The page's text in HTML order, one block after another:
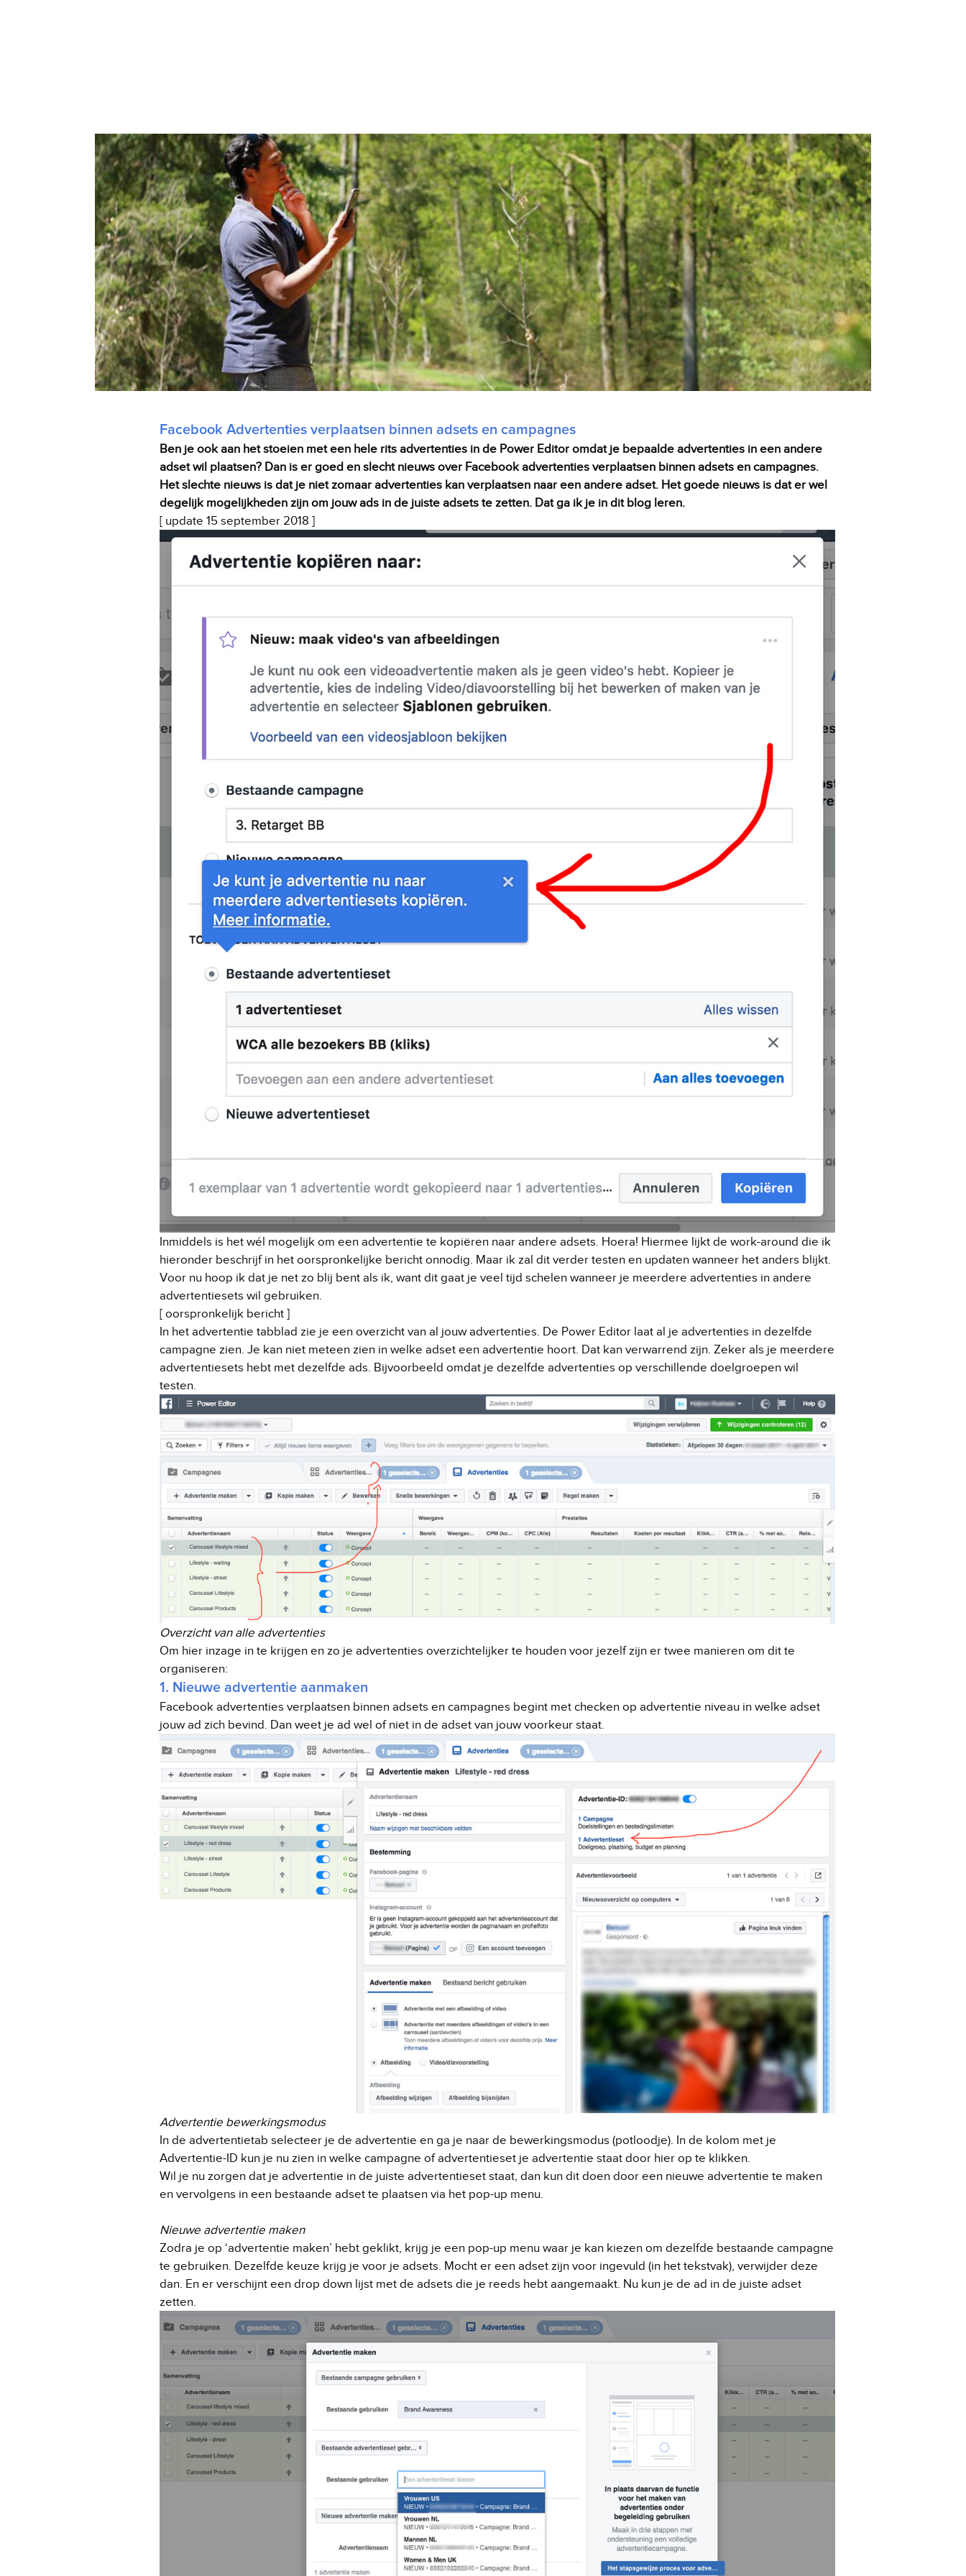
Facebook Advertenties verplaatsen binnen adsets en campagnes
Ben je ook aan het stoeien met een hele rits advertenties in de Power Editor omdat je bepaalde advertenties in een andere
adset wil plaatsen? Dan is er goed en slecht nieuws over Facebook advertenties verplaatsen binnen adsets en campagnes.
Het slechte nieuws is dat je niet zomaar advertenties kan verplaatsen naar een andere adset. Het goede nieuws is dat er wel
degelijk mogelijkheden zijn om jouw ads in de juiste adsets te zetten. Dat ga ik je in dit blog leren.
[ update 15 september 2018 ]
Inmiddels is het wél mogelijk om een advertentie te kopiëren naar andere adsets. Hoera! Hiermee lijkt de work-around die ik
hieronder beschrijf in het oorspronkelijke bericht onnodig. Maar ik zal dit verder testen en updaten wanneer het anders blijkt.
Voor nu hoop ik dat je net zo blij bent als ik, want dit gaat je veel tijd schelen wanneer je meerdere advertenties in andere
advertentiesets wil gebruiken.
[ oorspronkelijk bericht ]
In het advertentie tabblad zie je een overzicht van al jouw advertenties. De Power Editor laat al je advertenties in dezelfde
campagne zien. Je kan niet meteen zien in welke adset een advertentie hoort. Dat kan verwarrend zijn. Zeker als je meerdere
advertentiesets hebt met dezelfde ads. Bijvoorbeeld omdat je dezelfde advertenties op verschillende doelgroepen wil
testen.
Overzicht van alle advertenties
Om hier inzage in te krijgen en zo je advertenties overzichtelijker te houden voor jezelf zijn er twee manieren om dit te
organiseren:
1. Nieuwe advertentie aanmaken
Facebook advertenties verplaatsen binnen adsets en campagnes begint met checken op advertentie niveau in welke adset
jouw ad zich bevind. Dan weet je ad wel of niet in de adset van jouw voorkeur staat.
Advertentie bewerkingsmodus
In de advertentietab selecteer je de advertentie en ga je naar de bewerkingsmodus (potloodje). In de kolom met je
Advertentie-ID kun je nu zien in welke campagne of advertentieset je advertentie staat door hier op te klikken.
Wil je nu zorgen dat je advertentie in de juiste advertentieset staat, dan kun dit doen door een nieuwe advertentie te maken
en vervolgens in een bestaande adset te plaatsen via het pop-up menu.
Nieuwe advertentie maken
Zodra je op ‘advertentie maken’ hebt geklikt, krijg je een pop-up menu waar je kan kiezen om dezelfde bestaande campagne
te gebruiken. Dezelfde keuze krijg je voor je adsets. Mocht er een adset zijn voor ingevuld (in het tekstvak), verwijder deze
dan. En er verschijnt een drop down lijst met de adsets die je reeds hebt aangemaakt. Nu kun je de ad in de juiste adset
zetten.